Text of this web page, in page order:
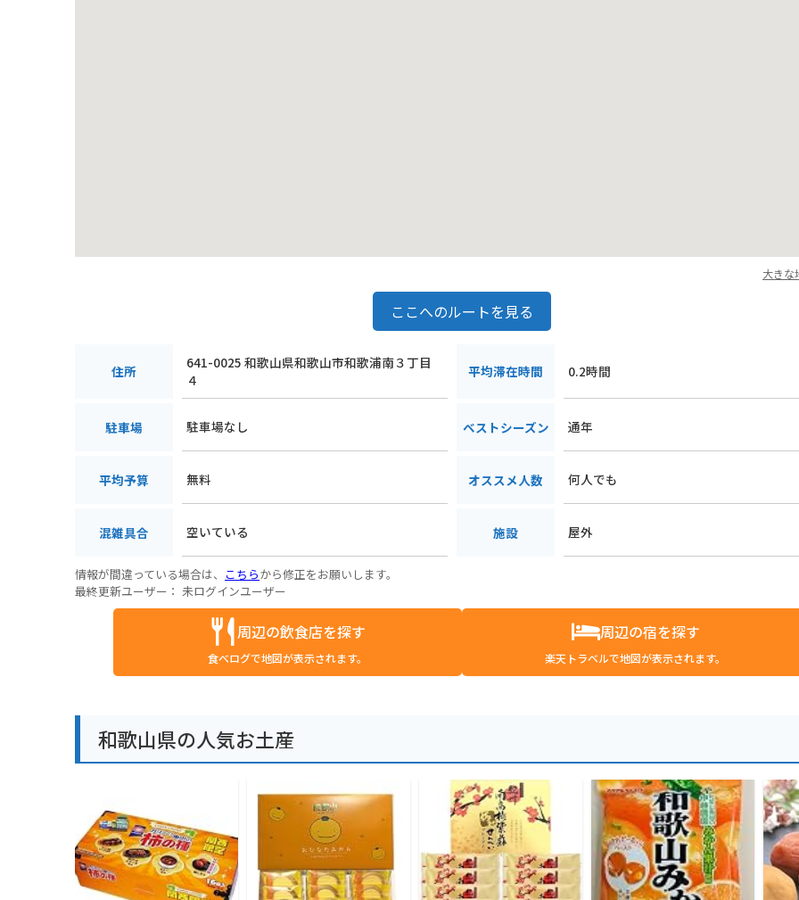
大きな
ここへのルートを見る
住所
641-0025 和歌山県和歌山市和歌浦南３丁目
４
平均滞在時間 0.2時間
駐車場 駐車場なし ベストシーズン 通年
平均予算 無料 オススメ人数 何人でも
混雑具合 空いている 施設 屋外
情報が間違っている場合は、 こちらから修正をお願いします。
最終更新ユーザー： 未ログインユーザー
周辺の飲食店を探す
食べログで地図が表示されます。
周辺の宿を探す
楽天トラベルで地図が表示されます。
和歌山県の人気お土産